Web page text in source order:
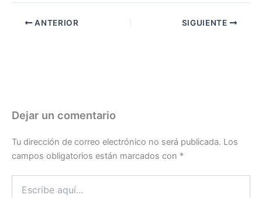
ANTERIOR SIGUIENTE
Dejar un comentario
Tu dirección de correo electrónico no será publicada. Los
campos obligatorios están marcados con *
aquí...